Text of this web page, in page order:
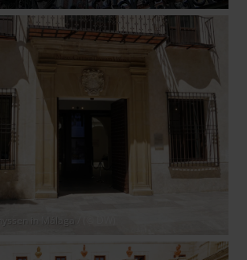
in Málaga